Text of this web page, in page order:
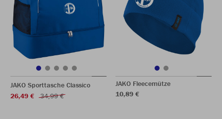
JAKO Sporttasche Classico
26,49 €
34,99 €
JAKO Fleecemütze
10,89 €